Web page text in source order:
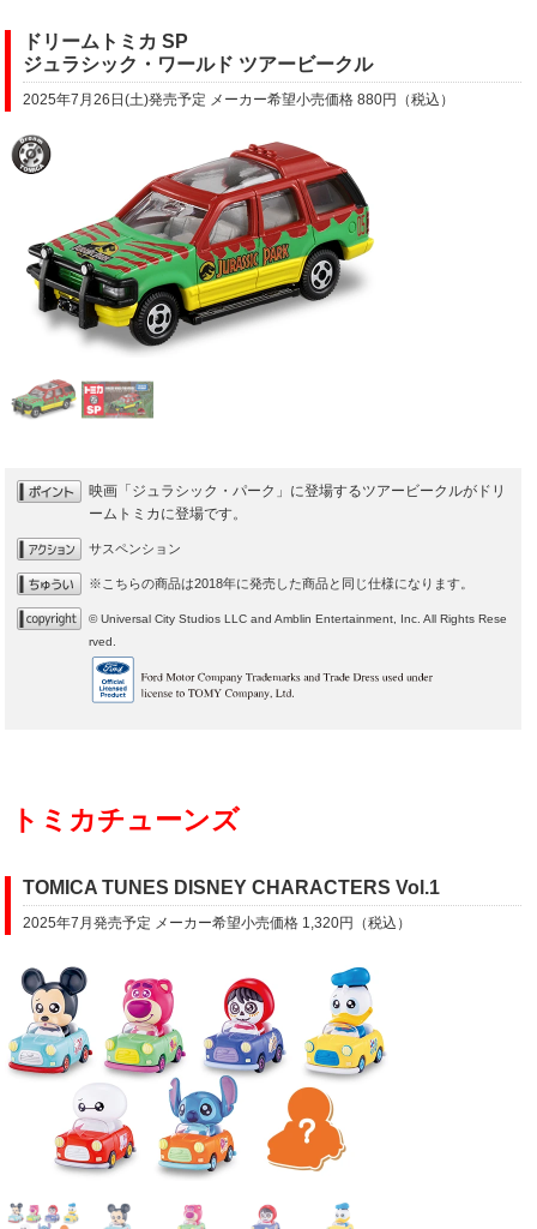
ドリームトミカ SP
ジュラシック・ワールド ツアービークル
2025年7月26日(土)発売予定 メーカー希望小売価格 880円（税込）
映画「ジュラシック・パーク」に登場するツアービークルがドリ
ームトミカに登場です。
サスペンション
※こちらの商品は2018年に発売した商品と同じ仕様になります。
© Universal City Studios LLC and Amblin Entertainment, Inc. All Rights Rese
rved.
トミカチューンズ
TOMICA TUNES DISNEY CHARACTERS Vol.1
2025年7月発売予定 メーカー希望小売価格 1,320円（税込）